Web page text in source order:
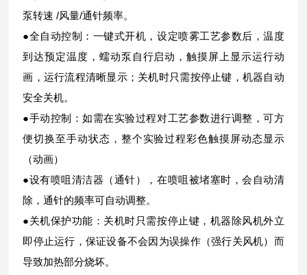
泵转速 /风量/通针频率。
●全自动控制：一键式开机，设定喷雾工艺参数后，温度
到达预定温度，蠕动泵自行启动，触摸屏上显示运行动
画，运行流程清晰显示；关机时只需按停止键，机器自动
安全关机。
●手动控制：如需在实验过程对工艺参数进行调整，可方
便切换至手动状态，整个实验过程彩色触摸屏动态显示
（动画）
●设有喷咀清洁器（通针），在喷咀被堵塞时，会自动清
除，通针的频率可自动调整。
●关机保护功能：关机时只需按停止键，机器除风机外立
即停止运行，保证设备不会因为误操作（强行关风机）而
导致加热部分烧坏。